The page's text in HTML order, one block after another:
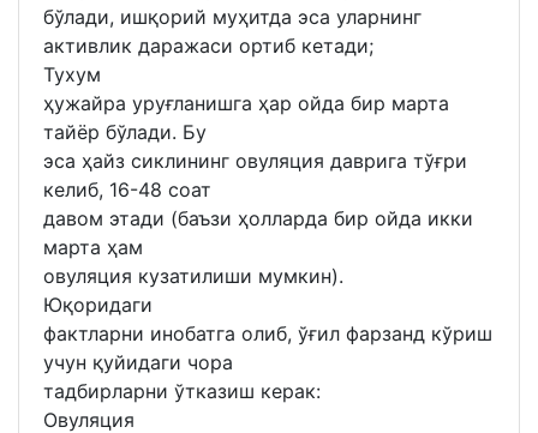
бўлади, ишқорий муҳитда эса уларнинг
активлик даражаси ортиб кетади;
Тухум
ҳужайра уруғланишга ҳар ойда бир марта
тайёр бўлади. Бу
эса ҳайз сиклининг овуляция даврига тўғри
келиб, 16-48 соат
давом этади (баъзи ҳолларда бир ойда икки
марта ҳам
овуляция кузатилиши мумкин).
Юқоридаги
фактларни инобатга олиб, ўғил фарзанд кўриш
учун қуйидаги чора
тадбирларни ўтказиш керак:
Овуляция